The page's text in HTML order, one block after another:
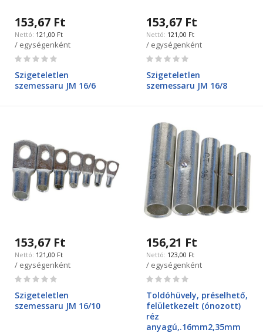
153,67 Ft
121,00 Ft
/ egységenként
Rating:
Szigeteletlen
szemessaru JM 16/6
153,67 Ft
121,00 Ft
/ egységenként
Rating:
Szigeteletlen
szemessaru JM 16/8
153,67 Ft
121,00 Ft
/ egységenként
Rating:
Szigeteletlen
szemessaru JM 16/10
156,21 Ft
123,00 Ft
/ egységenként
Rating:
Toldóhüvely, préselhető,
felületkezelt (ónozott)
réz
anyagú,.16mm2,35mm